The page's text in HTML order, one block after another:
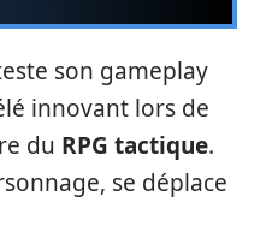
son gameplay
innovant lors de
du RPG tactique.
se déplace